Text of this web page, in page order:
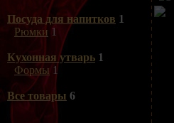
Посуда для напитков 1
Рюмки 1
Кухонная утварь 1
Формы 1
Все товары 6